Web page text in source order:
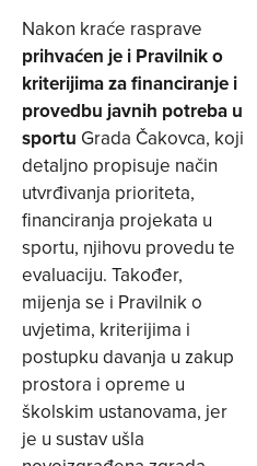
Nakon kraće rasprave
prihvaćen je i Pravilnik o
kriterijima za financiranje i
provedbu javnih potreba u
sportu Grada Čakovca, koji
detaljno propisuje način
utvrđivanja prioriteta,
financiranja projekata u
sportu, njihovu provedu te
evaluaciju. Također,
mijenja se i Pravilnik o
uvjetima, kriterijima i
postupku davanja u zakup
prostora i opreme u
školskim ustanovama, jer
je u sustav ušla